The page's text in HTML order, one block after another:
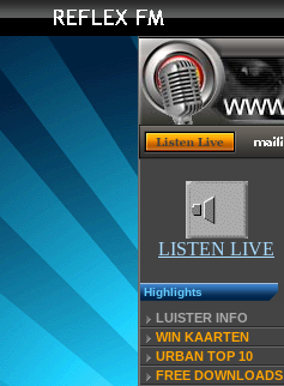
LISTEN LIVE
Highlights
LUISTER INFO
WIN KAARTEN
URBAN TOP 10
FREE DOWNLOADS